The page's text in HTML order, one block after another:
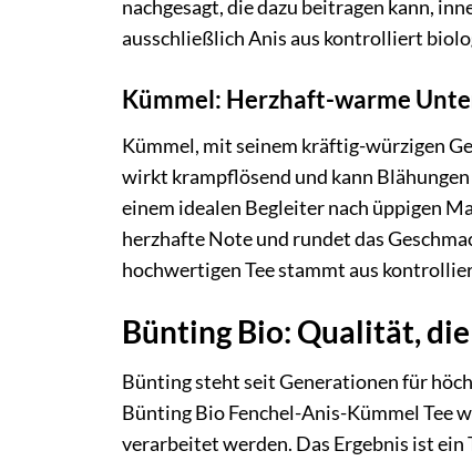
nachgesagt, die dazu beitragen kann,
ausschließlich Anis aus kontrolliert
Kümmel: Herzhaft-warme
Kümmel, mit seinem kräftig-würzigen
wirkt krampflösend und kann
einem idealen Begleiter nach üppigen
herzhafte Note und rundet das
hochwertigen Tee stammt aus
Bünting Bio: Qualität,
Bünting steht seit Generationen für
Bünting Bio Fenchel-Anis-Kümmel Tee
verarbeitet werden. Das Ergebnis ist ein